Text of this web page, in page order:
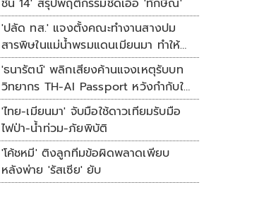
'ปลัด ทส.' แจงตั้งคณะทำงานสางปม
สารพิษในแม่น้ำพรมแดนเมียนมา ทำให้
แก้ปัญหารวดเร็ว
'ธนารัตน์' พลิกเสียงค้านแจงเหตุรับบท
วิทยากร TH-AI Passport หวังกำกับใช้
งบเหมาะสม ชูจุดเด่นคนไทยได้ใช้ AI
ระดับโปร ลดเหลื่อมล้ำทางเทคโนโลยี
เซฟงบไปกว่า900ล้าน เชื่อหากใช้เต็มที่
เอกชนขาดทุนย่อยยับ
'ไทย-เมียนมา' จับมือใช้ดาวเทียมรับมือ
ไฟป่า-น้ำท่วม-ภัยพิบัติ
'โค้ชหมี' ติงลูกทีมข้อผิดพลาดเพียบ
หลังพ่าย 'รัสเซีย' ยับ